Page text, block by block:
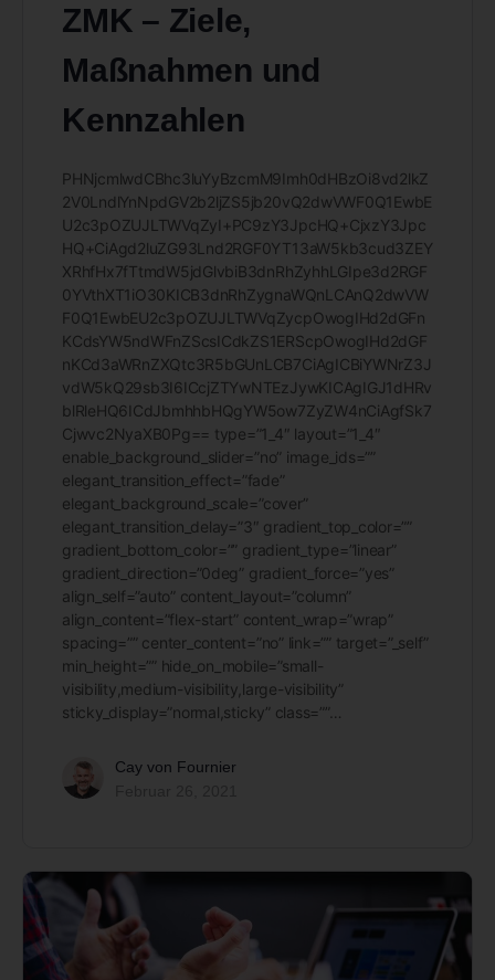
ZMK – Ziele,
Maßnahmen und
Kennzahlen
PHNjcmlwdCBhc3luYyBzcmM9Imh0dHBzOi8vd2lkZ
2V0LndlYnNpdGV2b2ljZS5jb20vQ2dwVWF0Q1EwbE
U2c3pOZUJLTWVqZyI+PC9zY3JpcHQ+CjxzY3Jpc
HQ+CiAgd2luZG93Lnd2RGF0YT13aW5kb3cud3ZEY
XRhfHx7fTtmdW5jdGlvbiB3dnRhZyhhLGIpe3d2RGF
0YVthXT1iO30KICB3dnRhZygnaWQnLCAnQ2dwVW
F0Q1EwbEU2c3pOZUJLTWVqZycpOwogIHd2dGFn
KCdsYW5ndWFnZScsICdkZS1ERScpOwogIHd2dGF
nKCd3aWRnZXQtc3R5bGUnLCB7CiAgICBiYWNrZ3J
vdW5kQ29sb3I6ICcjZTYwNTEzJywKICAgIGJ1dHRv
blRleHQ6ICdJbmhhbHQgYW5ow7ZyZW4nCiAgfSk7
Cjwvc2NyaXB0Pg== type=”1_4″ layout=”1_4″
enable_background_slider=”no” image_ids=””
elegant_transition_effect=”fade”
elegant_background_scale=”cover”
elegant_transition_delay=”3″ gradient_top_color=””
gradient_bottom_color=”” gradient_type=”linear”
gradient_direction=”0deg” gradient_force=”yes”
align_self=”auto” content_layout=”column”
align_content=”flex-start” content_wrap=”wrap”
spacing=”” center_content=”no” link=”” target=”_self”
min_height=”” hide_on_mobile=”small-
visibility,medium-visibility,large-visibility”
sticky_display=”normal,sticky” class=””…
Cay von Fournier